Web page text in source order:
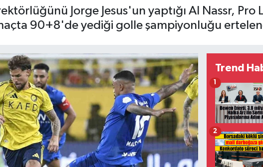
Jorge Jesus'un yaptığı Al Nassr, Pro
90+8'de yediği golle şampiyonluğu
Trend
2